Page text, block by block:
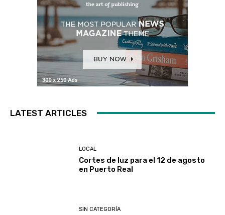
LATEST ARTICLES
LOCAL
Cortes de luz para el 12 de agosto
en Puerto Real
SIN CATEGORÍA